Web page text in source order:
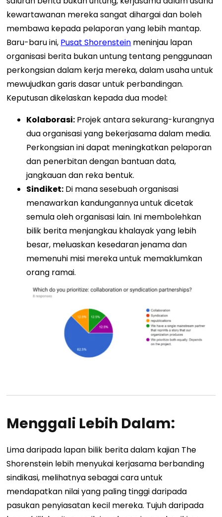
kewartawanan mereka sangat dihargai dan boleh
membawa kepada pelaporan yang lebih mantap.
Baru-baru ini, Pusat Shorenstein meninjau lapan
organisasi berita bukan untung tentang penggunaan
perkongsian dalam kerja mereka, dalam usaha untuk
mewujudkan garis dasar untuk perbandingan.
Keputusan dikelaskan kepada dua model:
Kolaborasi: Projek antara sekurang-kurangnya
dua organisasi yang bekerjasama dalam media.
Perkongsian ini dapat meningkatkan pelaporan
dan penerbitan dengan bantuan data,
jangkauan dan reka bentuk.
Sindiket: Di mana sesebuah organisasi
menawarkan kandungannya untuk dicetak
semula oleh organisasi lain. Ini membolehkan
bilik berita menjangkau khalayak yang lebih
besar, meluaskan kesedaran jenama dan
memenuhi misi mereka untuk memaklumkan
orang ramai.
Menggali Lebih Dalam:
Lima daripada lapan bilik berita dalam kajian The
Shorenstein lebih menyukai kerjasama berbanding
sindikasi, melihatnya sebagai cara untuk
mendapatkan nilai yang paling tinggi daripada
pasukan penyiasatan kecil mereka. Tujuh daripada